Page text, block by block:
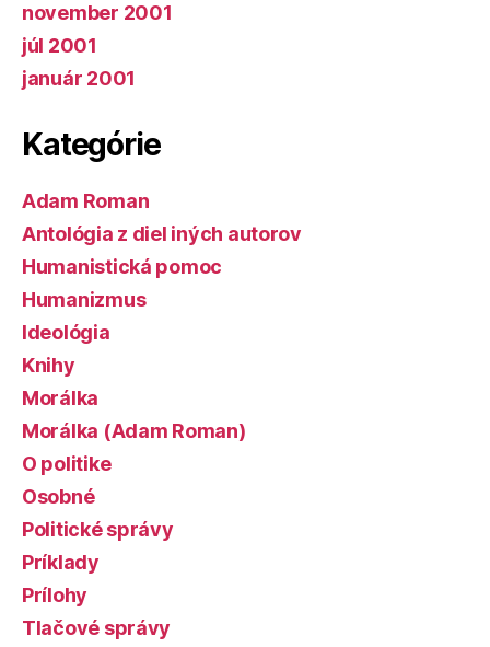
november 2001
júl 2001
január 2001
Kategórie
Adam Roman
Antológia z diel iných autorov
Humanistická pomoc
Humanizmus
Ideológia
Knihy
Morálka
Morálka (Adam Roman)
O politike
Osobné
Politické správy
Príklady
Prílohy
Tlačové správy